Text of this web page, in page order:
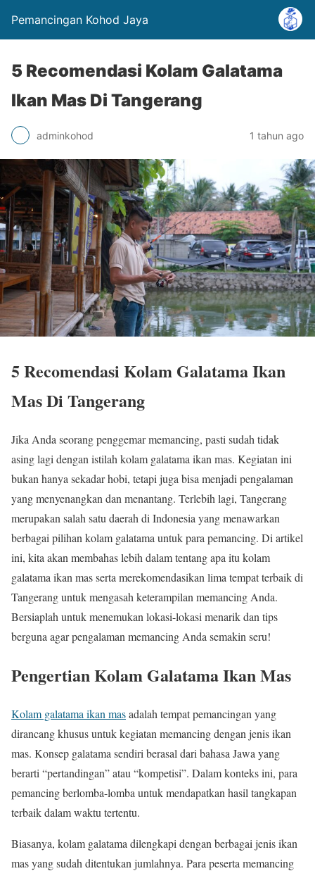
Pemancingan Kohod Jaya
5 Recomendasi Kolam Galatama
Ikan Mas Di Tangerang
adminkohod 1 tahun ago
5 Recomendasi Kolam Galatama Ikan
Mas Di Tangerang
Jika Anda seorang penggemar memancing, pasti sudah tidak
asing lagi dengan istilah kolam galatama ikan mas. Kegiatan ini
bukan hanya sekadar hobi, tetapi juga bisa menjadi pengalaman
yang menyenangkan dan menantang. Terlebih lagi, Tangerang
merupakan salah satu daerah di Indonesia yang menawarkan
berbagai pilihan kolam galatama untuk para pemancing. Di artikel
ini, kita akan membahas lebih dalam tentang apa itu kolam
galatama ikan mas serta merekomendasikan lima tempat terbaik di
Tangerang untuk mengasah keterampilan memancing Anda.
Bersiaplah untuk menemukan lokasi-lokasi menarik dan tips
berguna agar pengalaman memancing Anda semakin seru!
Pengertian Kolam Galatama Ikan Mas
Kolam galatama ikan masadalah tempat pemancingan yang
dirancang khusus untuk kegiatan memancing dengan jenis ikan
mas. Konsep galatama sendiri berasal dari bahasa Jawa yang
berarti “pertandingan” atau “kompetisi”. Dalam konteks ini, para
pemancing berlomba-lomba untuk mendapatkan hasil tangkapan
terbaik dalam waktu tertentu.
Biasanya, kolam galatama dilengkapi dengan berbagai jenis ikan
mas yang sudah ditentukan jumlahnya. Para peserta memancing